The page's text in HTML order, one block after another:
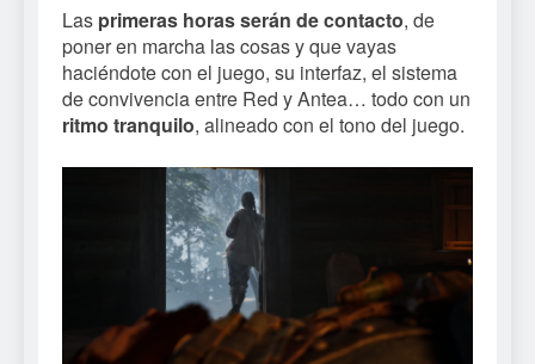
Las primeras horas serán de contacto, de
poner en marcha las cosas y que vayas
haciéndote con el juego, su interfaz, el sistema
de convivencia entre Red y Antea… todo con un
ritmo tranquilo, alineado con el tono del juego.